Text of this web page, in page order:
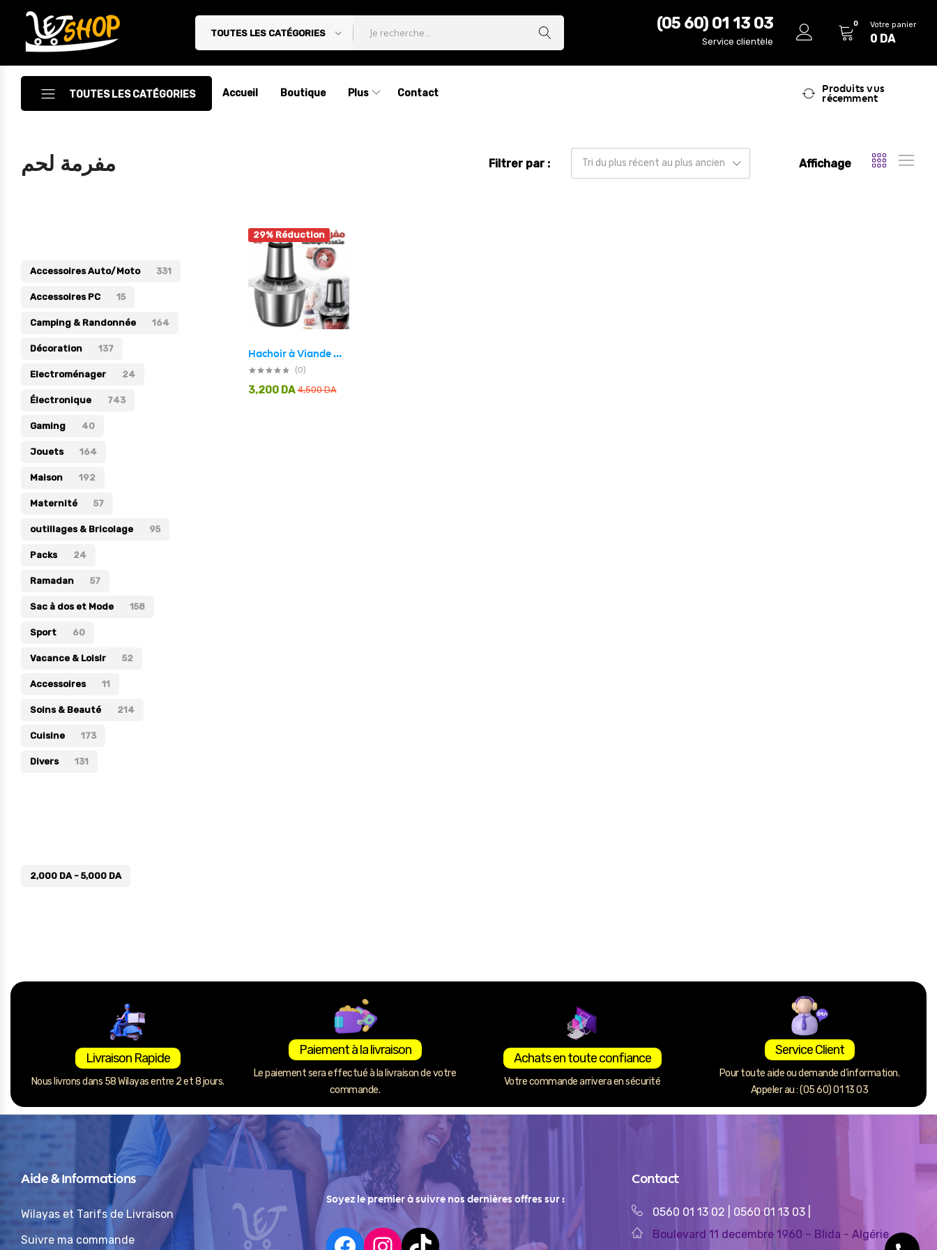
Letshop.dz
TOUTES LES CATÉGORIES
(05 60) 01 13 03
Service clientèle
0 Votre panier
0 DA
TOUTES LES CATÉGORIES
Accessoires
Accessoires Auto/Moto
Décoration
Electroménager
Électronique
Jouets
Maison
Maternité
Outillages & Bricolage
Packs
Sac à dos et Mode
Soins & Beauté
Sport
Divers
Accueil Boutique Plus Contact
Produits vus
récemment
مفرمة لحم Filtrer par : Tri du plus récent au plus ancien Affichage
29% Réduction
Hachoir à Viande Multifonction en Acier Inoxydable 300W/2L – مفرمة لحم متعددة الوظائف من الفولاذ المقاوم للصدأ
(0)
4,500DA
3,200 DA
Accessoires Auto/Moto 331
Accessoires PC 15
Camping & Randonnée 164
Décoration 137
Electroménager 24
Électronique 743
Gaming 40
Jouets 164
Maison 192
Maternité 57
outillages & Bricolage 95
Packs 24
Ramadan 57
Sac à dos et Mode 158
Sport 60
Vacance & Loisir 52
Accessoires 11
Soins & Beauté 214
Cuisine 173
Divers 131
2,000 DA- 5,000 DA
Livraison Rapide
Nous livrons dans 58 Wilayas entre 2 et 8 jours.
Paiement à la livraison
Le paiement sera effectué à la livraison de votre
commande.
Achats en toute confiance
Votre commande arrivera en sécurité
Service Client
Pour toute aide ou demande d’information.
Appeler au : (05 60) 01 13 03
Aide & Informations
Wilayas et Tarifs de Livraison
Suivre ma commande
Soyez le premier à suivre nos dernières offres sur :
Contact
0560 01 13 02 0560 01 13 03
Boulevard 11 decembre 1960 – Blida - Algérie